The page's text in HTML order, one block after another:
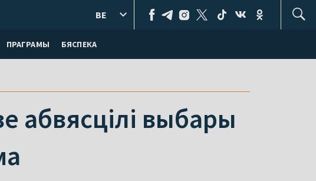
ПРАГРАМЫ БЯСПЕКА
BE
абвясцілі выбары